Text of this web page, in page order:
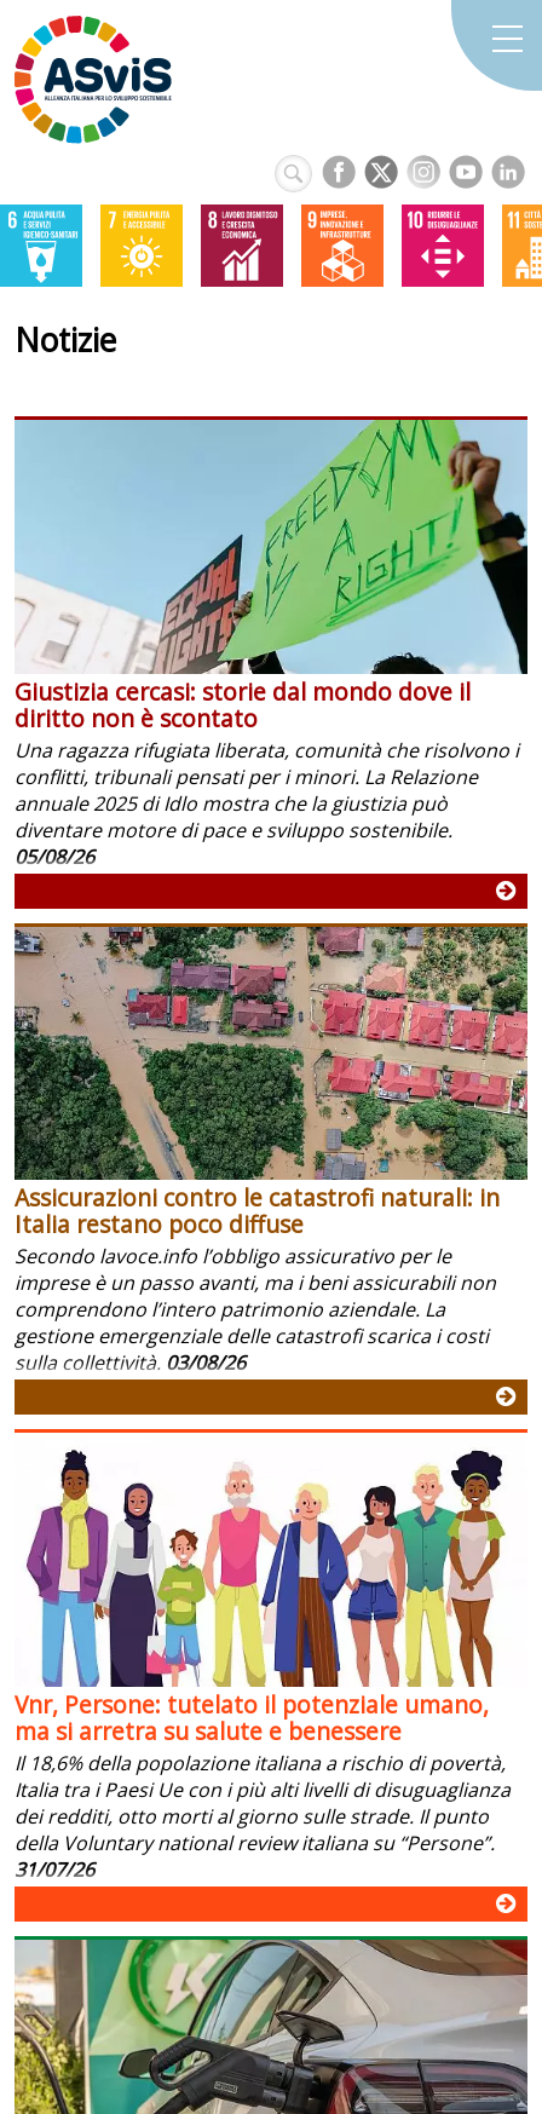
Notizie
Giustizia cercasi: storie dal mondo dove il
diritto non è scontato
Una ragazza rifugiata liberata, comunità che risolvono i
conflitti, tribunali pensati per i minori. La Relazione
annuale 2025 di Idlo mostra che la giustizia può
diventare motore di pace e sviluppo sostenibile.
05/08/26
Assicurazioni contro le catastrofi naturali: in
Italia restano poco diffuse
Secondo lavoce.info l’obbligo assicurativo per le
imprese è un passo avanti, ma i beni assicurabili non
comprendono l’intero patrimonio aziendale. La
gestione emergenziale delle catastrofi scarica i costi
sulla collettività. 03/08/26
Vnr, Persone: tutelato il potenziale umano,
ma si arretra su salute e benessere
Il 18,6% della popolazione italiana a rischio di povertà,
Italia tra i Paesi Ue con i più alti livelli di disuguaglianza
dei redditi, otto morti al giorno sulle strade. Il punto
della Voluntary national review italiana su “Persone”.
31/07/26